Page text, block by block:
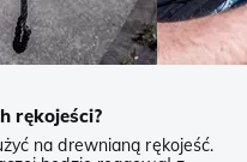
rękojeści?
na drewnianą rękojeść.